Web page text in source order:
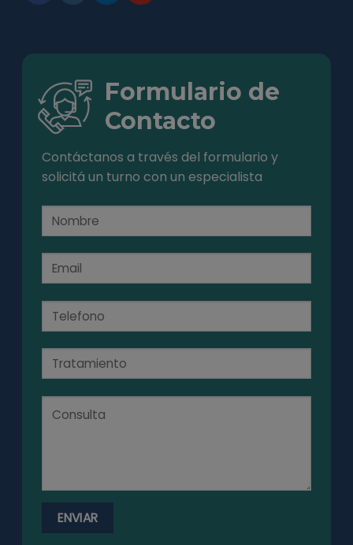
Formulario de
Contacto
Contáctanos a través del formulario y
solicitá un turno con un especialista